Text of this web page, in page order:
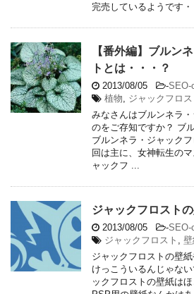
完売しているようです
【番外編】ブルン
トとは・・・？
2013/08/05 -SEO-
植物
ジャックフロス
みなさんはブルンネラ
のをご存知ですか？ ブ
ブルンネラ・ジャック
回は主に、女神転生の
ャックフ ...
ジャックフロスト
2013/08/05 -SEO-
ジャックフロスト
ジャックフロストの壁
けっこういるんじゃな
ックフロストの壁紙は